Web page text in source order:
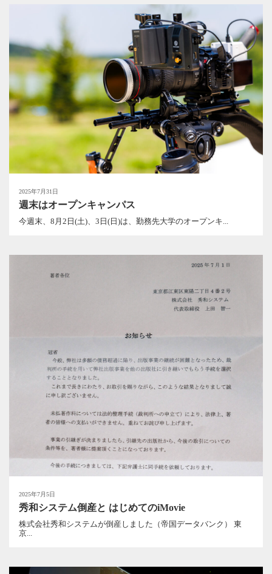
2025年7月31日
週末はオープンキャンパス
今週末、8月2日(土)、3日(日)は、勤務先大学のオープンキ...
2025年7月5日
秀和システム倒産と はじめてのiMovie
株式会社秀和システムが倒産しました（帝国データバンク） 東
京...